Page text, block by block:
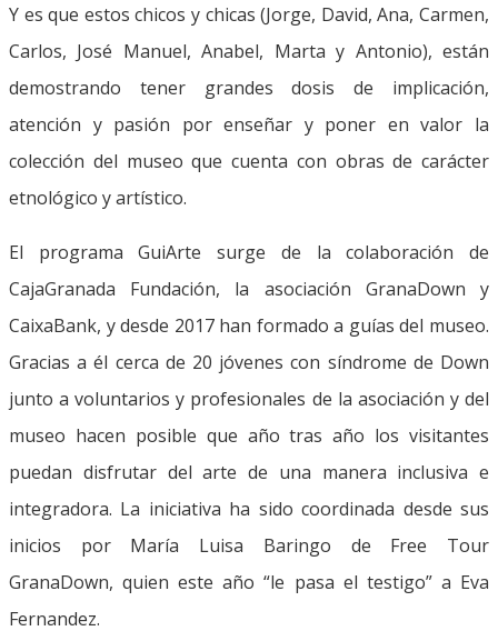
Y es que estos chicos y chicas (Jorge, David, Ana, Carmen,
Carlos, José Manuel, Anabel, Marta y Antonio), están
demostrando tener grandes dosis de implicación,
atención y pasión por enseñar y poner en valor la
colección del museo que cuenta con obras de carácter
etnológico y artístico.
El programa GuiArte surge de la colaboración de
CajaGranada Fundación, la asociación GranaDown y
CaixaBank, y desde 2017 han formado a guías del museo.
Gracias a él cerca de 20 jóvenes con síndrome de Down
junto a voluntarios y profesionales de la asociación y del
museo hacen posible que año tras año los visitantes
puedan disfrutar del arte de una manera inclusiva e
integradora. La iniciativa ha sido coordinada desde sus
inicios por María Luisa Baringo de Free Tour
GranaDown, quien este año “le pasa el testigo” a Eva
Fernandez.